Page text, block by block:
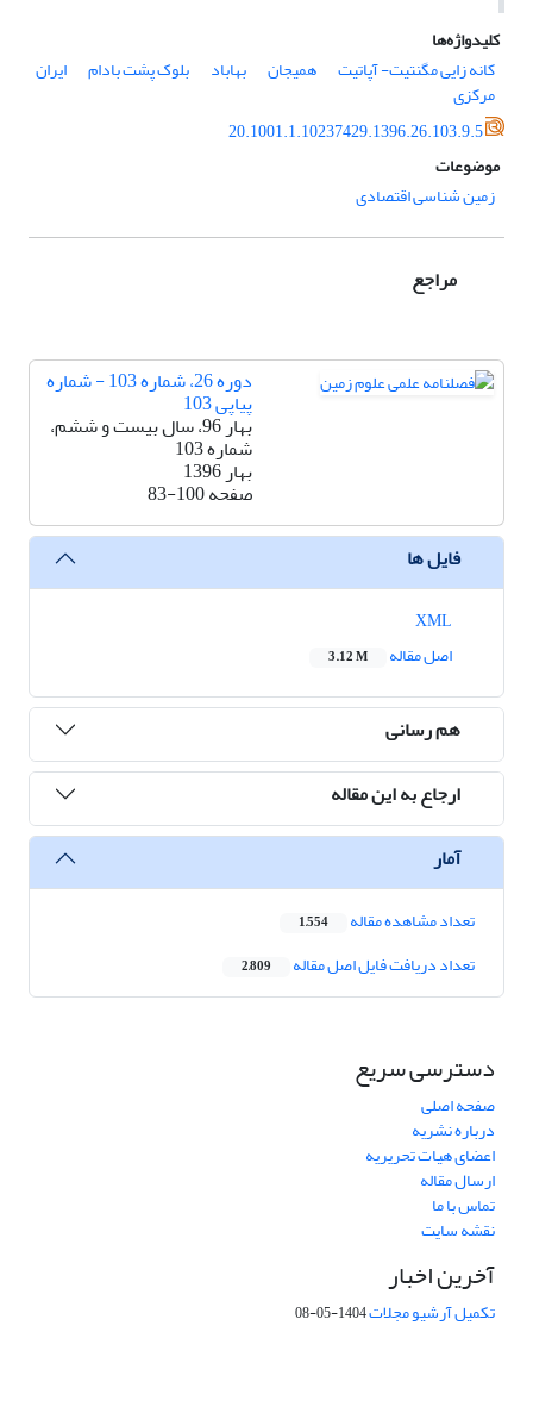
کلیدواژه‌ها
کانه زایی مگنتیت- آپاتیت
همیجان بهاباد بلوک پشت بادام ایران
مرکزی
20.1001.1.10237429.1396.26.103.9.5
موضوعات
زمین شناسی اقتصادی
مراجع
دوره 26، شماره 103 - شماره
پیاپی 103
بهار 96، سال بیست و ششم،
شماره 103
بهار 1396
صفحه83-100
فایل ها
اصل مقاله
3.12 M
هم رسانی
ارجاع به این مقاله
آمار
تعداد مشاهده مقاله 1,554
تعداد دریافت فایل اصل مقاله 2,809
دسترسی سریع
صفحه اصلی
درباره نشریه
اعضای هیات تحریریه
ارسال مقاله
تماس با ما
نقشه سایت
آخرین اخبار
تکمیل آرشیو مجلات1404-05-08